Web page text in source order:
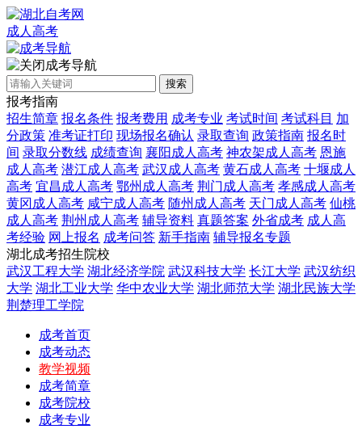
成人高考
成考导航
搜索
报考指南
招生简章 报名条件 报考费用 成考专业 考试时间 考试科目 加
分政策 准考证打印 现场报名确认 录取查询 政策指南 报名时
间 录取分数线 成绩查询 襄阳成人高考 神农架成人高考 恩施
成人高考 潜江成人高考 武汉成人高考 黄石成人高考 十堰成人
高考 宜昌成人高考 鄂州成人高考 荆门成人高考 孝感成人高考
黄冈成人高考 咸宁成人高考 随州成人高考 天门成人高考 仙桃
成人高考 荆州成人高考 辅导资料 真题答案 外省成考 成人高
考经验 网上报名 成考问答 新手指南 辅导报名专题
湖北成考招生院校
武汉工程大学 湖北经济学院 武汉科技大学 长江大学 武汉纺织
大学 湖北工业大学 华中农业大学 湖北师范大学 湖北民族大学
荆楚理工学院
成考首页
成考动态
教学视频
成考简章
成考院校
成考专业